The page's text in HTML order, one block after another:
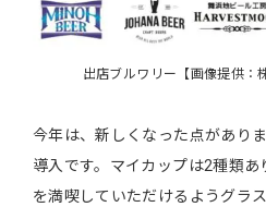
出店ブルワリー【画像提供：
今年は、新しくなった点があり
導入です。マイカップは2種類あ
を満喫していただけるようグラ